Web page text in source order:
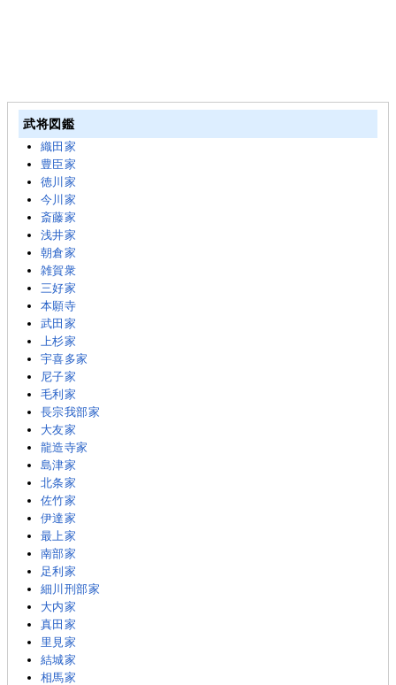
武将図鑑
織田家
豊臣家
徳川家
今川家
斎藤家
浅井家
朝倉家
雑賀衆
三好家
本願寺
武田家
上杉家
宇喜多家
尼子家
毛利家
長宗我部家
大友家
龍造寺家
島津家
北条家
佐竹家
伊達家
最上家
南部家
足利家
細川刑部家
大内家
真田家
里見家
結城家
相馬家